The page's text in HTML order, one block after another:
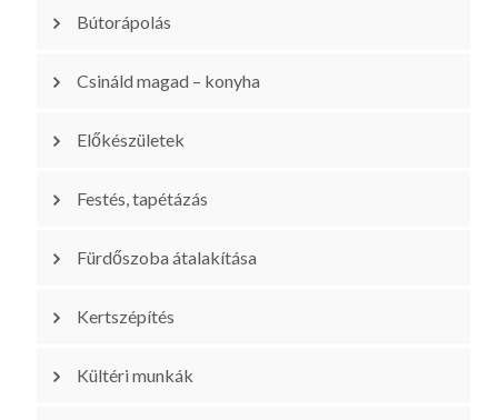
Bútorápolás
Csináld magad – konyha
Előkészületek
Festés, tapétázás
Fürdőszoba átalakítása
Kertszépítés
Kültéri munkák